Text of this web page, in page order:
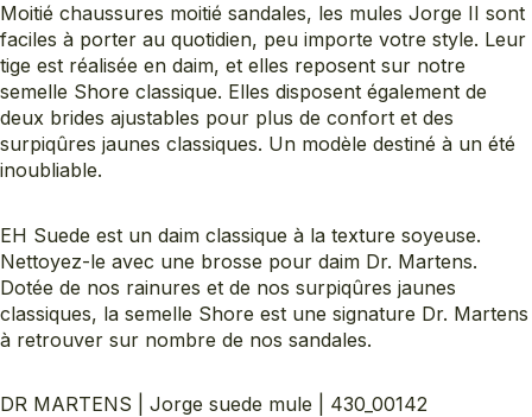
Moitié chaussures moitié sandales, les mules Jorge II sont
faciles à porter au quotidien, peu importe votre style. Leur
tige est réalisée en daim, et elles reposent sur notre
semelle Shore classique. Elles disposent également de
deux brides ajustables pour plus de confort et des
surpiqûres jaunes classiques. Un modèle destiné à un été
inoubliable.
EH Suede est un daim classique à la texture soyeuse.
Nettoyez-le avec une brosse pour daim Dr. Martens.
Dotée de nos rainures et de nos surpiqûres jaunes
classiques, la semelle Shore est une signature Dr. Martens
à retrouver sur nombre de nos sandales.
DR MARTENS | Jorge suede mule | 430_00142